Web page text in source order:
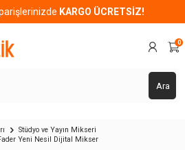
KARGO ÜCRETSİZ!
Ara
0
Stüdyo ve Yayın Mikseri
Yeni Nesil Dijital Mikser